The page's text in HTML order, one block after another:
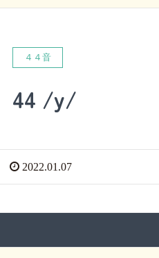
４４音
44 /y/
2022.01.07